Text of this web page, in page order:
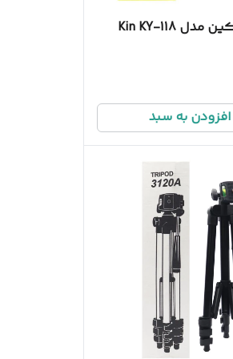
افزودن به سبد